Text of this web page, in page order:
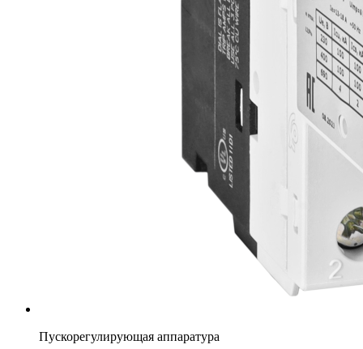
Пускорегулирующая аппаратура